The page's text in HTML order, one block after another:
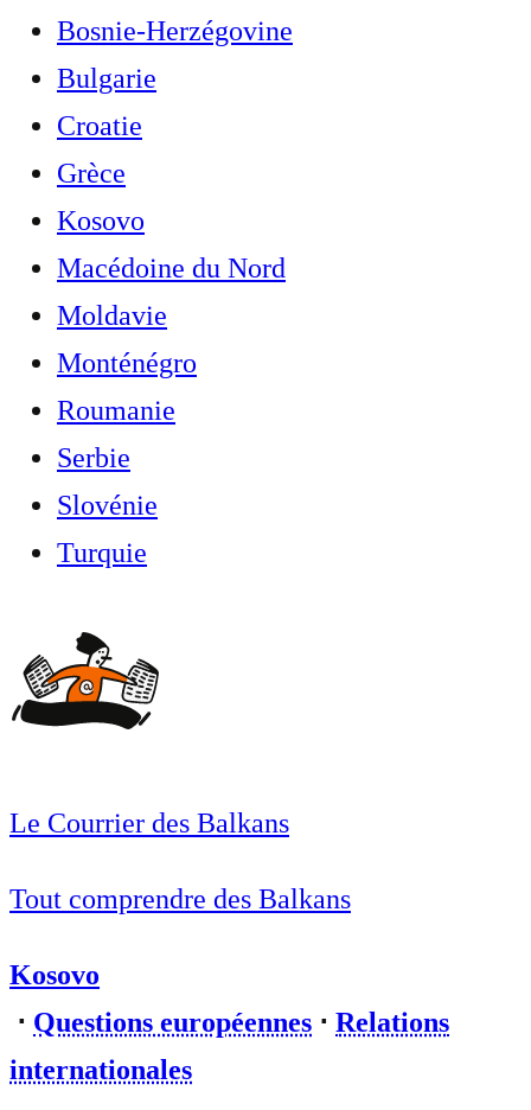
Bosnie-Herzégovine
Bulgarie
Croatie
Grèce
Kosovo
Macédoine du Nord
Moldavie
Monténégro
Roumanie
Serbie
Slovénie
Turquie
Le Courrier des Balkans
Tout comprendre des Balkans
Kosovo
⋅ Questions européennes ⋅ Relations
internationales